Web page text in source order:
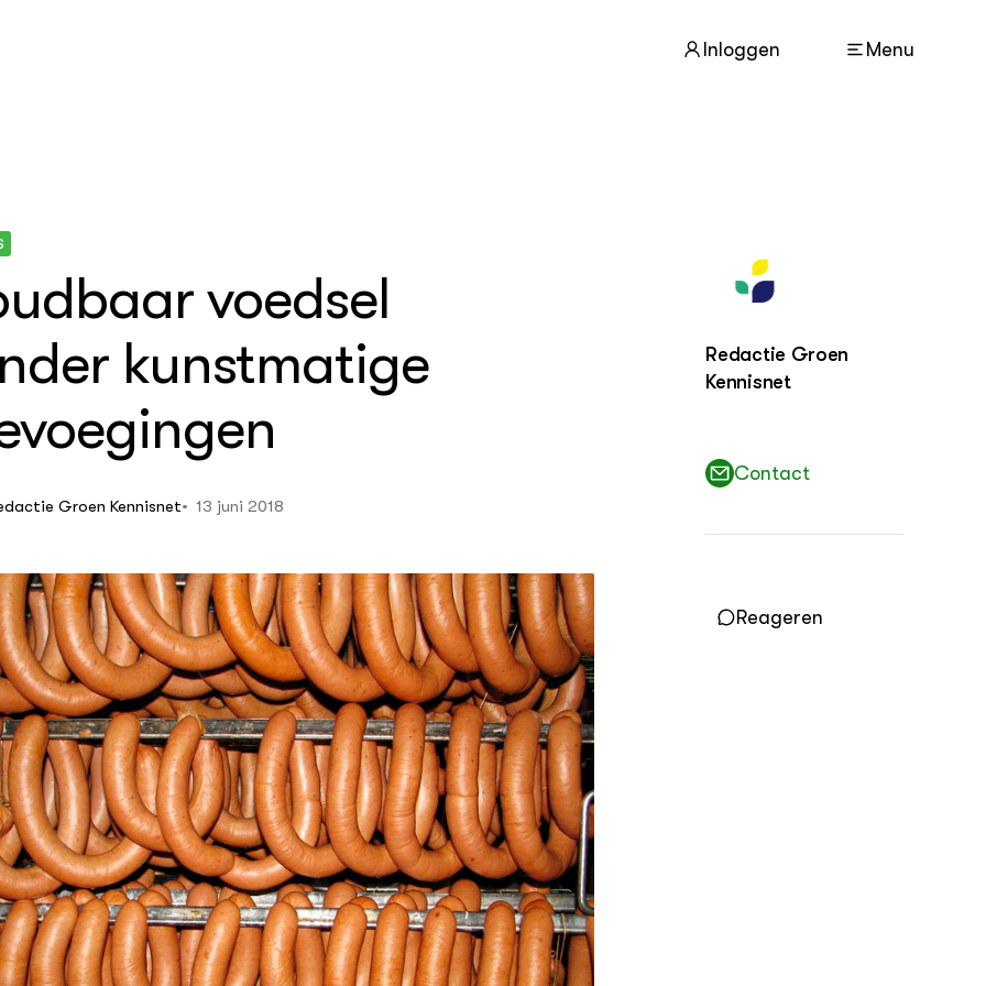
Inloggen Menu
Over dit portaal
voedsel
kunstmatige
Groen Kennisnet 13 juni 2018
Redactie Groen
Kennisnet
Contact
Reageren